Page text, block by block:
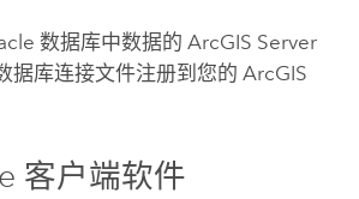
数据库中数据的 ArcGIS Server
据库连接文件注册到您的 ArcGIS
客户端软件